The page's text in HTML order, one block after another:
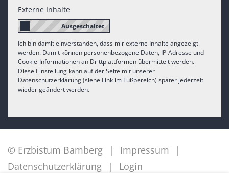
Externe Inhalte
Ich bin damit einverstanden, dass mir externe Inhalte angezeigt
werden. Damit können personenbezogene Daten, IP-Adresse und
Cookie-Informationen an Drittplattformen übermittelt werden.
Diese Einstellung kann auf der Seite mit unserer
Datenschutzerklärung (siehe Link im Fußbereich) später jederzeit
wieder geändert werden.
© Erzbistum Bamberg
Impressum
Datenschutzerklärung
Login